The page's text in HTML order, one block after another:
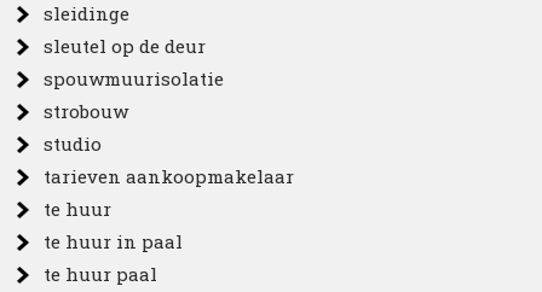
sleidinge
sleutel op de deur
spouwmuurisolatie
strobouw
studio
tarieven aankoopmakelaar
te huur
te huur in paal
te huur paal